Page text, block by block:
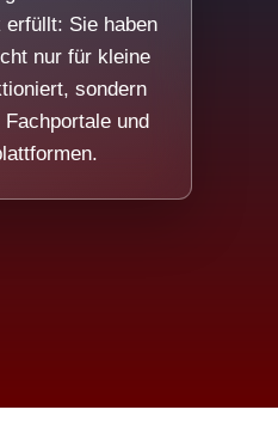
erfüllt: Sie haben
nur für kleine
sondern
und